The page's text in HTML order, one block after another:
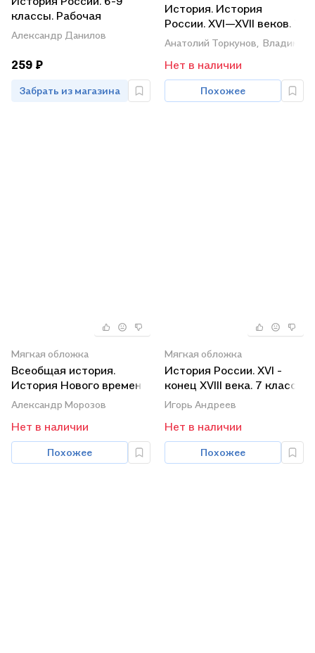
классы. Рабочая
программа и
тематическое
планирование
Александр Данилов
259 ₽
Забрать из магазина
История. История
России. XVI—XVII веков. 7
класс. Учебник
Анатолий Торкунов, Владимир
Нет в наличии
Похожее
Мягкая обложка
Всеобщая история.
История Нового времени.
Конец XV - XVII век.
Учебник
Александр Морозов
Нет в наличии
Похожее
Мягкая обложка
История России. XVI -
конец XVIII века. 7 класс.
Учебник.
Игорь Андреев
Нет в наличии
Похожее